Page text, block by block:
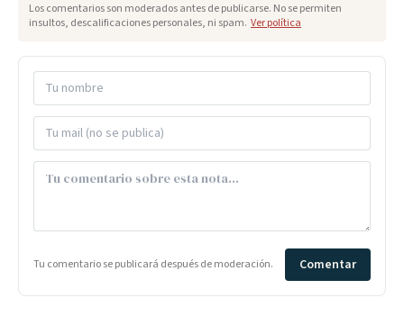
Los comentarios son moderados antes de publicarse. No se permiten
insultos, descalificaciones personales, ni spam. Ver política
Tu comentario se publicará después de moderación. Comentar